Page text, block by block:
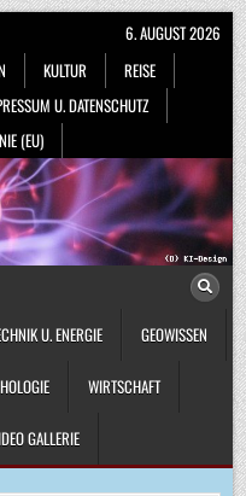
KULTUR
REISE
U. DATENSCHUTZ
(EU)
6. AUGUST 2026
U. ENERGIE GEOWISSEN
WIRTSCHAFT
GALLERIE